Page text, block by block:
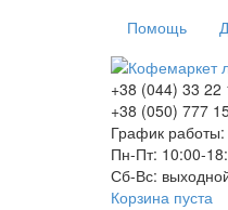
Помощь
+38 (044) 33 22
+38 (050) 777
График работы:
Пн-Пт: 10:00-
Сб-Вс:
Корзина пуста